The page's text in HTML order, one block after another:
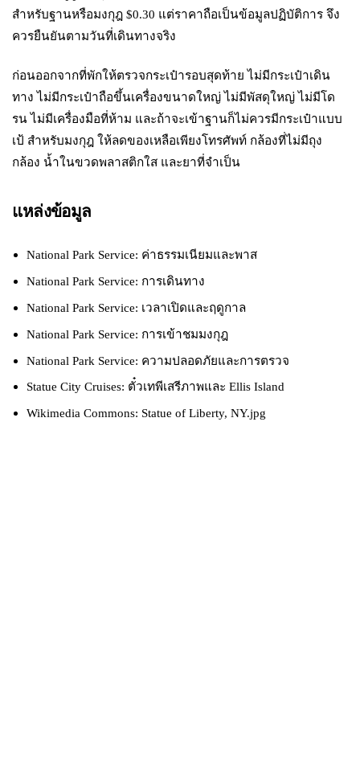
สำหรับฐานหรือมงกุฎ $0.30 แต่ราคาถือเป็นข้อมูลปฏิบัติการ จึง
ควรยืนยันตามวันที่เดินทางจริง
ก่อนออกจากที่พักให้ตรวจกระเป๋ารอบสุดท้าย ไม่มีกระเป๋าเดิน
ทาง ไม่มีกระเป๋าถือขึ้นเครื่องขนาดใหญ่ ไม่มีพัสดุใหญ่ ไม่มีโด
รน ไม่มีเครื่องมือที่ห้าม และถ้าจะเข้าฐานก็ไม่ควรมีกระเป๋าแบบ
เป้ สำหรับมงกุฎ ให้ลดของเหลือเพียงโทรศัพท์ กล้องที่ไม่มีถุง
กล้อง น้ำในขวดพลาสติกใส และยาที่จำเป็น
แหล่งข้อมูล
National Park Service: ค่าธรรมเนียมและพาส
National Park Service: การเดินทาง
National Park Service: เวลาเปิดและฤดูกาล
National Park Service: การเข้าชมมงกุฎ
National Park Service: ความปลอดภัยและการตรวจ
Statue City Cruises: ตั๋วเทพีเสรีภาพและ Ellis Island
Wikimedia Commons: Statue of Liberty, NY.jpg